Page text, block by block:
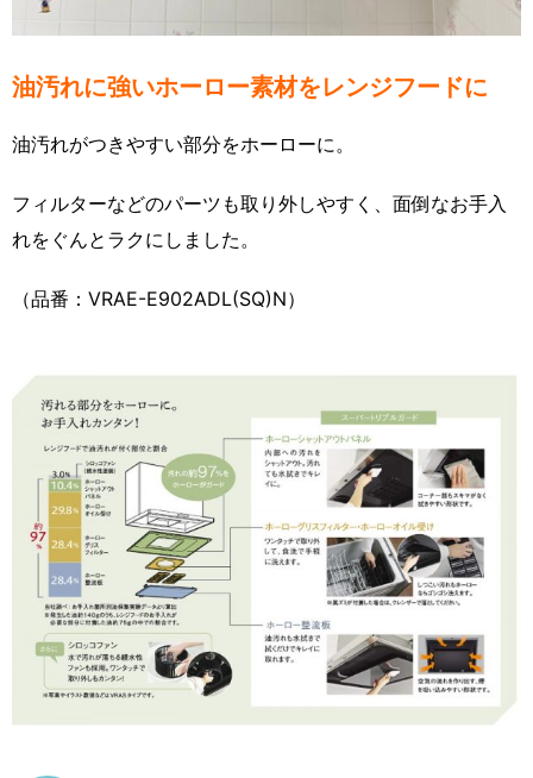
油汚れに強いホーロー素材をレンジフードに
油汚れがつきやすい部分をホーローに。
フィルターなどのパーツも取り外しやすく、面倒なお手入
れをぐんとラクにしました。
（品番：VRAE-E902ADL(SQ)N）